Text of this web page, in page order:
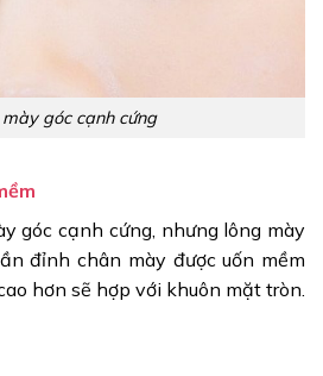
góc cạnh cứng
góc cạnh cứng, nhưng lông mày
đỉnh chân mày được uốn mềm
hơn sẽ hợp với khuôn mặt tròn.